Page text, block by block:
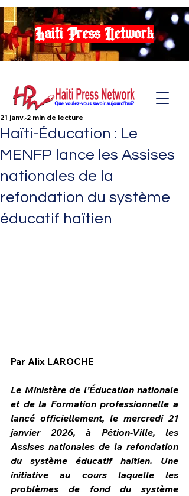
Haiti Press Network
HPN Live
Haïti-Éducation : Le
MENFP lance les Assises
nationales de la
refondation du système
éducatif haïtien
21 janv. 2 min de lecture
Par Alix LAROCHE
Le Ministère de l’Éducation nationale
et de la Formation professionnelle a
lancé officiellement, le mercredi 21
janvier 2026, à Pétion-Ville, les
Assises nationales de la refondation
du système éducatif haïtien. Une
initiative au cours laquelle les
problèmes de fond du système